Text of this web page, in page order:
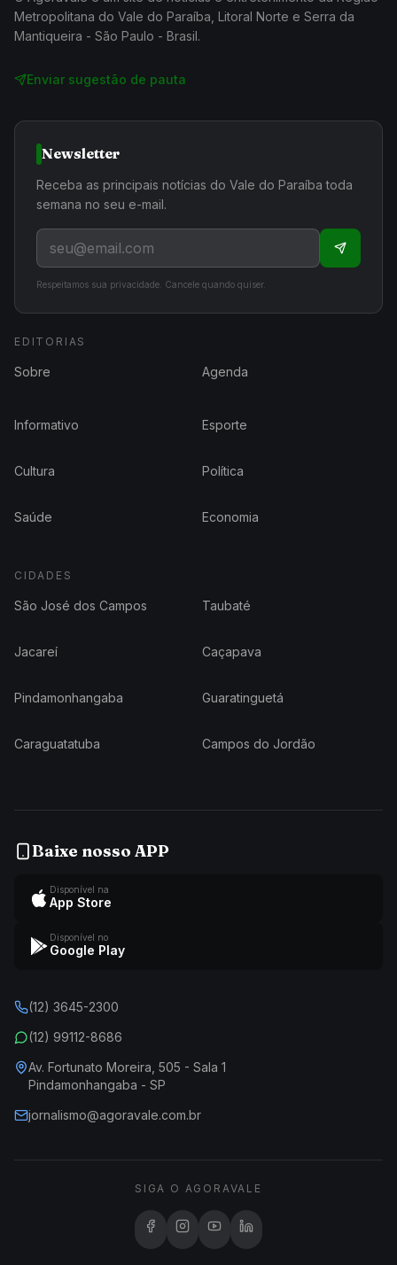
Metropolitana do Vale do Paraíba, Litoral Norte e Serra da
Mantiqueira - São Paulo - Brasil.
Enviar sugestão de pauta
Newsletter
Receba as principais notícias do Vale do Paraíba toda
semana no seu e-mail.
Respeitamos sua privacidade. Cancele quando quiser.
EDITORIAS
Sobre Agenda
Informativo Esporte
Cultura Política
Saúde Economia
CIDADES
São José dos Campos Taubaté
Jacareí Caçapava
Pindamonhangaba Guaratinguetá
Caraguatatuba Campos do Jordão
Baixe nosso APP
Disponível na
App Store
Disponível no
Google Play
(12) 3645-2300
(12) 99112-8686
Av. Fortunato Moreira, 505 - Sala 1
Pindamonhangaba - SP
jornalismo@agoravale.com.br
SIGA O AGORAVALE